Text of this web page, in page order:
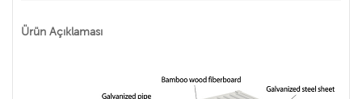
Ürün Açıklaması